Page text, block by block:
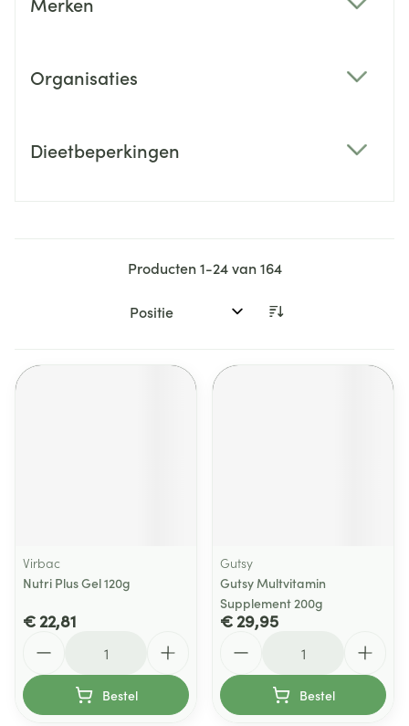
Organisaties
Dieetbeperkingen
Producten1-24van164
Sorteer op:
Virbac
Nutri Plus Gel 120g
€ 22,81
Bestel
Gutsy
Gutsy Multvitamin
Supplement 200g
€ 29,95
Bestel